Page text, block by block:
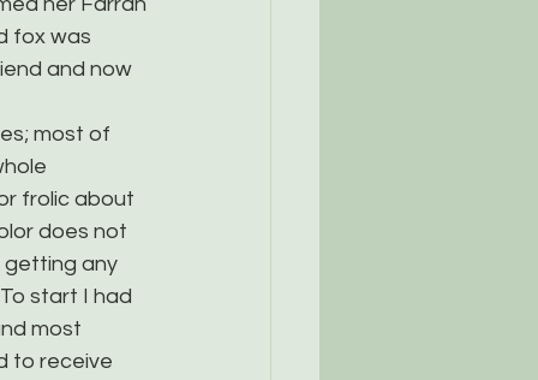
fox was
and now
most of
frolic about
does not
getting any
start I had
most
to receive